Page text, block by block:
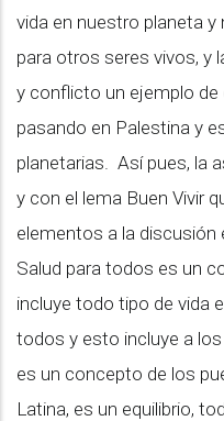
vida en nuestro planeta y
para otros seres vivos, y
y conflicto un ejemplo
pasando en Palestina y
planetarias. Así pues, la
y con el lema Buen Vivir
elementos a la discusión
Salud para todos es un
incluye todo tipo de vida
todos y esto incluye a
es un concepto de los
Latina, es un equilibrio,